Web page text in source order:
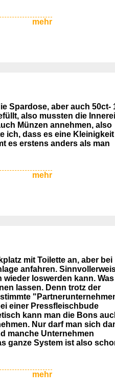
mehr
Spardose, aber auch 50ct-
also mussten die
Münzen annehmen, also
ich, dass es eine Kleinigkeit
es erstens anders als man
mehr
mit Toilette an, aber bei
anfahren.
loswerden kann. Was
lassen. Denn trotz der
einer Pressfleischbude
kann man die Bons
Nur darf man sich
manche Unternehmen
ganze System ist also
mehr